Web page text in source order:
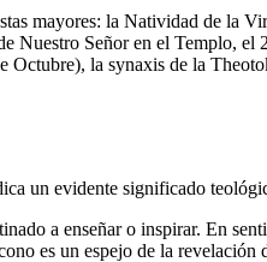
mayores: la Natividad de la
Señor en el Templo, el
Octubre), la synaxis de la
un evidente significado
a enseñar o inspirar. En
es un espejo de la